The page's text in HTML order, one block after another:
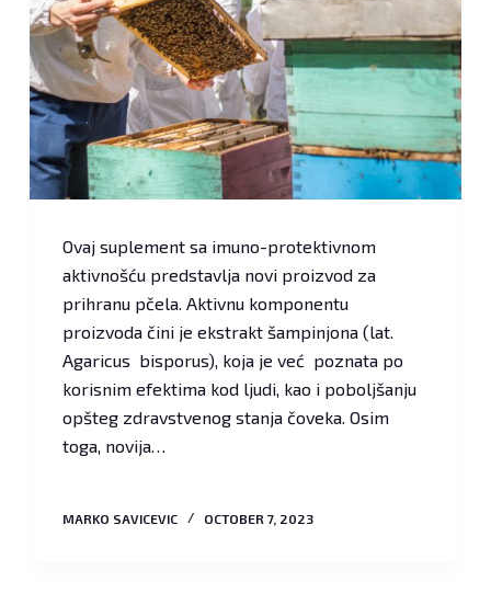
Ovaj suplement sa imuno-protektivnom
aktivnošću predstavlja novi proizvod za
prihranu pčela. Aktivnu komponentu
proizvoda čini je ekstrakt šampinjona (lat.
Agaricus bisporus), koja je već poznata po
korisnim efektima kod ljudi, kao i poboljšanju
opšteg zdravstvenog stanja čoveka. Osim
toga, novija…
MARKO SAVICEVIC OCTOBER 7, 2023